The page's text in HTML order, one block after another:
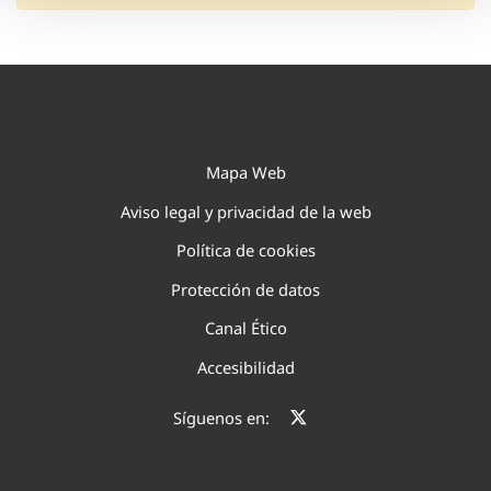
Mapa Web
Aviso legal y privacidad de la web
Política de cookies
Protección de datos
Canal Ético
Accesibilidad
Síguenos en: